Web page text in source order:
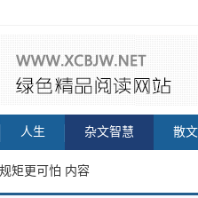
人生 杂文智慧 散
矩更可怕 内容